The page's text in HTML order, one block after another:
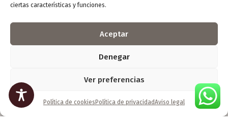
ciertas características y funciones.
Aceptar
Denegar
Ver preferencias
Política de cookies Política de privacidadAviso legal
Arte digital
Yoso
Contacto